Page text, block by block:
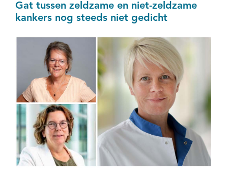
Gat tussen zeldzame en niet-zeldzame
kankers nog steeds niet gedicht